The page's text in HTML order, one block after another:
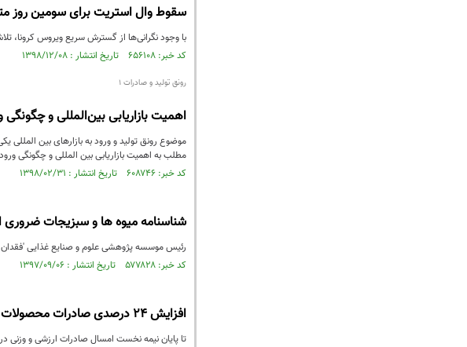
سقوط وال استریت برای سومین روز
با وجود نگرانی‌ها از گسترش سریع ویروس کرونا،
کد خبر: ۶۵۶۱۰۸ تاریخ انتشار : ۱۳۹۸/۱۲/۰۸
رونق تولید و صادرات 1
اهمیت بازاریابی بین‌المللی و چگونگی
موضوع رونق تولید و ورود به بازارهای بین
مطلب به اهمیت بازاریابی بین المللی و چگونگی
کد خبر: ۶۰۸۷۴۶ تاریخ انتشار : ۱۳۹۸/۰۲/۳۱
شناسنامه میوه ها و سبزیجات
رئیس موسسه پژوهشی علوم و صنایع غذایی 'فقدان
کد خبر: ۵۷۷۸۲۸ تاریخ انتشار : ۱۳۹۷/۰۹/۰۶
افزایش ۲۴ درصدی صادرات محصولات صنعتی
تا پایان نیمه نخست امسال صادرات ارزشی و وزنی در بخش صنعت به ترتیب با رشد ۲۴.۵ و